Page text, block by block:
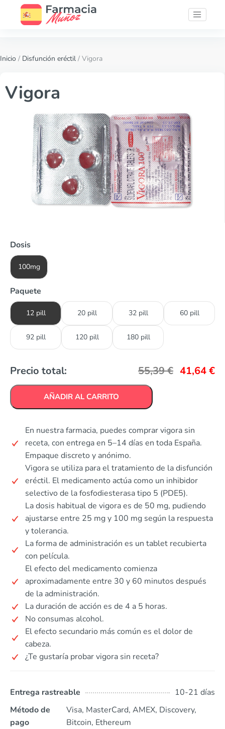
Inicio / Disfunción eréctil / Vigora
Vigora
Dosis
100mg
Paquete
12 pill 20 pill 32 pill 60 pill
92 pill 120 pill 180 pill
Precio total: 55,39€ 41,64€
AÑADIR AL CARRITO
En nuestra farmacia, puedes comprar vigora sin
receta, con entrega en 5–14 días en toda España.
Empaque discreto y anónimo.
Vigora se utiliza para el tratamiento de la disfunción
eréctil. El medicamento actúa como un inhibidor
selectivo de la fosfodiesterasa tipo 5 (PDE5).
La dosis habitual de vigora es de 50 mg, pudiendo
ajustarse entre 25 mg y 100 mg según la respuesta
y tolerancia.
La forma de administración es un tablet recubierta
con película.
El efecto del medicamento comienza
aproximadamente entre 30 y 60 minutos después
de la administración.
La duración de acción es de 4 a 5 horas.
No consumas alcohol.
El efecto secundario más común es el dolor de
cabeza.
¿Te gustaría probar vigora sin receta?
Entrega rastreable
10-21 días
Método de
pago
Visa, MasterCard, AMEX, Discovery,
Bitcoin, Ethereum